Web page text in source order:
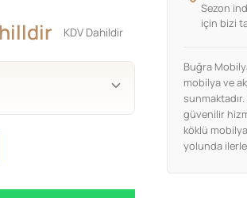
KDV Dahildir
Sezon
için bizi
Buğra
mobilya ve
güvenilir
köklü
yolunda